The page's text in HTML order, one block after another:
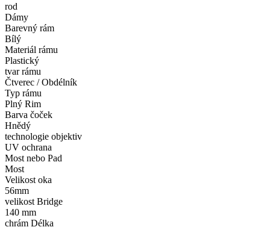
rod
Dámy
Barevný rám
Bílý
Materiál rámu
Plastický
tvar rámu
Čtverec / Obdélník
Typ rámu
Plný Rim
Barva čoček
Hnědý
technologie objektiv
UV ochrana
Most nebo Pad
Most
Velikost oka
56mm
velikost Bridge
140 mm
chrám Délka